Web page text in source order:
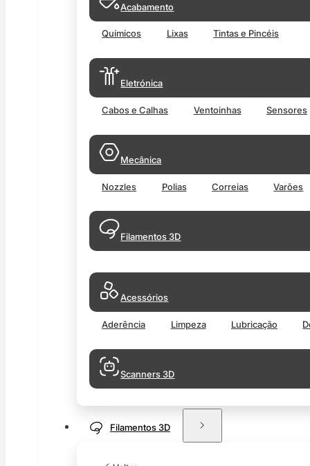
Acabamento
Químicos Lixas Tintas e Pincéis
Eletrónica
Cabos e Calhas Ventoinhas Sensores
Mecânica
Nozzles Polias Correias Varões
Filamentos 3D
Acessórios
Aderência Limpeza Lubricação
Scanners 3D
Filamentos 3D